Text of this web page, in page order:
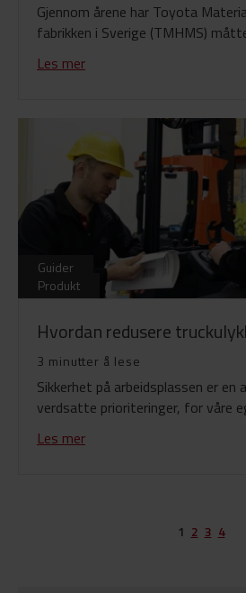
Gjennom årene har Toyota
fabrikken i Sverige (TMHMS)
Les mer
Guider
Produkt
Hvordan redusere
3 minutter å lese
Sikkerhet på arbeidsplassen er en
verdsatte prioriteringer, for våre
Les mer
1 2 3 4